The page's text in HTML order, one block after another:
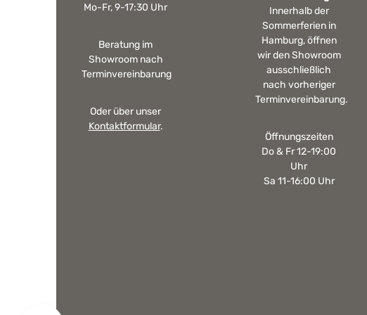
Mo-Fr, 9-17:30 Uhr
Beratung im
Showroom nach
Terminvereinbarung
Oder über unser
Kontaktformular.
Innerhalb der
Sommerferien in
Hamburg, öffnen
wir den Showroom
ausschließlich
nach vorheriger
Terminvereinbarung.
Öffnungszeiten
Do & Fr 12-19:00
Uhr
Sa 11-16:00 Uhr